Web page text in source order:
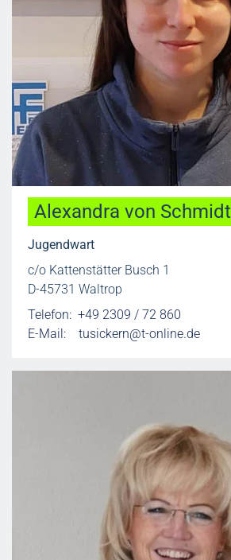
Alexandra von Schmidt
Jugendwart
c/o Kattenstätter Busch 1
D-45731 Waltrop
Telefon: +49 2309 / 72 860
E-Mail: tusickern@t-online.de